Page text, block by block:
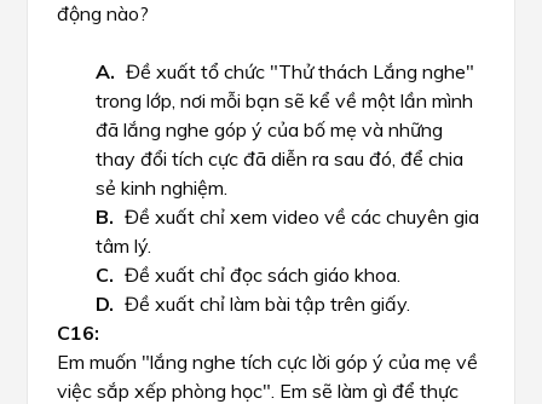
động nào?
Đề xuất tổ chức "Thử thách Lắng nghe"
trong lớp, nơi mỗi bạn sẽ kể về một lần mình
đã lắng nghe góp ý của bố mẹ và những
thay đổi tích cực đã diễn ra sau đó, để chia
sẻ kinh nghiệm.
Đề xuất chỉ xem video về các chuyên gia
tâm lý.
Đề xuất chỉ đọc sách giáo khoa.
Đề xuất chỉ làm bài tập trên giấy.
Em muốn "lắng nghe tích cực lời góp ý của mẹ về
việc sắp xếp phòng học". Em sẽ làm gì để thực